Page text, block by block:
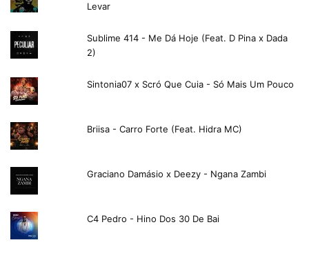
Levar
Sublime 414 - Me Dá Hoje (Feat. D Pina x Dada
2)
Sintonia07 x Scró Que Cuia - Só Mais Um Pouco
Briisa - Carro Forte (Feat. Hidra MC)
Graciano Damásio x Deezy - Ngana Zambi
C4 Pedro - Hino Dos 30 De Bai